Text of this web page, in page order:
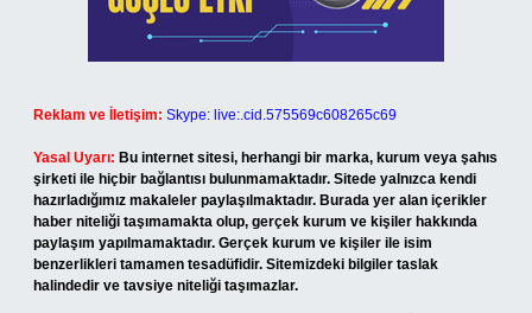
Reklam ve İletişim: Skype: live:.cid.575569c608265c69
Yasal Uyarı: Bu internet sitesi, herhangi bir marka, kurum veya şahıs
şirketi ile hiçbir bağlantısı bulunmamaktadır. Sitede yalnızca kendi
hazırladığımız makaleler paylaşılmaktadır. Burada yer alan içerikler
haber niteliği taşımamakta olup, gerçek kurum ve kişiler hakkında
paylaşım yapılmamaktadır. Gerçek kurum ve kişiler ile isim
benzerlikleri tamamen tesadüfidir. Sitemizdeki bilgiler taslak
halindedir ve tavsiye niteliği taşımazlar.